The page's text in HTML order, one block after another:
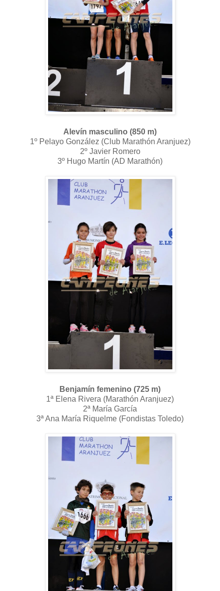
Alevín masculino (850 m)
1º Pelayo González (Club Marathón Aranjuez)
2º Javier Romero
3º Hugo Martín (AD Marathón)
Benjamín femenino (725 m)
1ª Elena Rivera (Marathón Aranjuez)
2ª María García
3ª Ana María Riquelme (Fondistas Toledo)